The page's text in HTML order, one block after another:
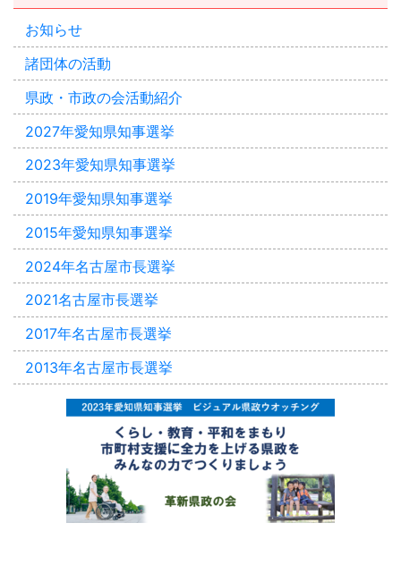
お知らせ
諸団体の活動
県政・市政の会活動紹介
2027年愛知県知事選挙
2023年愛知県知事選挙
2019年愛知県知事選挙
2015年愛知県知事選挙
2024年名古屋市長選挙
2021名古屋市長選挙
2017年名古屋市長選挙
2013年名古屋市長選挙